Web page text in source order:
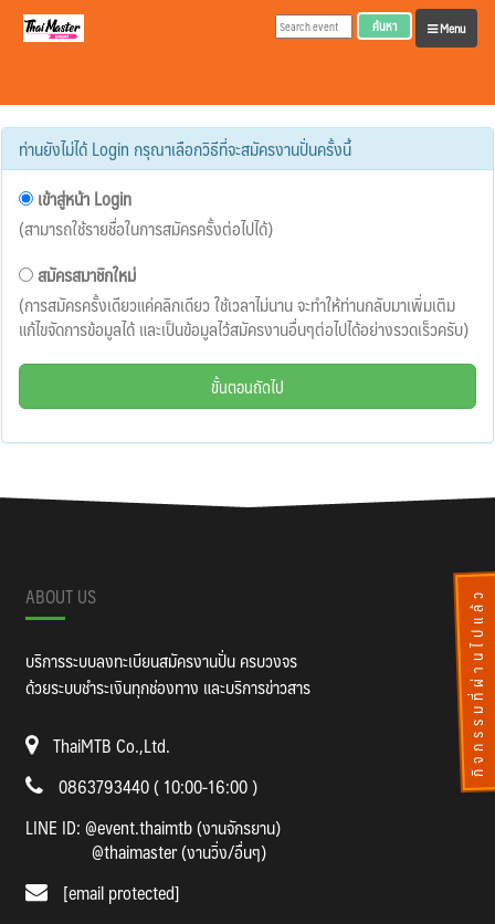
Menu
ค้นหา
ท่านยังไม่ได้ Login กรุณาเลือกวิธีที่จะสมัครงานปั่นครั้งนี้
เข้าสู่หน้า Login
(สามารถใช้รายชื่อในการสมัครครั้งต่อไปได้)
สมัครสมาชิกใหม่
(การสมัครครั้งเดียวแค่คลิกเดียว ใช้เวลาไม่นาน จะทำให้ท่านกลับมาเพิ่มเติม
แก้ไขจัดการข้อมูลได้ และเป็นข้อมูลไว้สมัครงานอื่นๆต่อไปได้อย่างรวดเร็วครับ)
ABOUT US
บริการระบบลงทะเบียนสมัครงานปั่น ครบวงจร
ด้วยระบบชำระเงินทุกช่องทาง และบริการข่าวสาร
ThaiMTB Co.,Ltd.
0863793440 ( 10:00-16:00 )
LINE ID:@event.thaimtb (งานจักรยาน)
@thaimaster (งานวิ่ง/อื่นๆ)
[email protected]
กิจกรรมที่ผ่านไปแล้ว